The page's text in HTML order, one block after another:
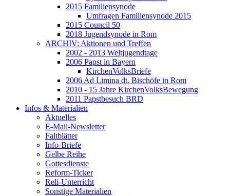
2015 Familiensynode
Umfragen Familiensynode 2015
2015 Council 50
2018 Jugendsynode in Rom
ARCHIV: Aktionen und Treffen
2002 - 2013 Weltjugendtage
2006 Papst in Bayern
KirchenVolksBriefe
2006 Ad Limina dt. Bischöfe in Rom
2010 - 15 Jahre KirchenVolksBewegung
2011 Papstbesuch BRD
Infos & Materialien
Aktuelles
E-Mail-Newsletter
Faltblätter
Info-Briefe
Gelbe Reihe
Gottesdienste
Reform-Ticker
Reli-Unterricht
Sonstige Materialien